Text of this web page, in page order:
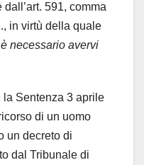
591, comma
in virtù della quale
necessario avervi
la Sentenza 3 aprile
di un uomo
un decreto di
dal Tribunale di